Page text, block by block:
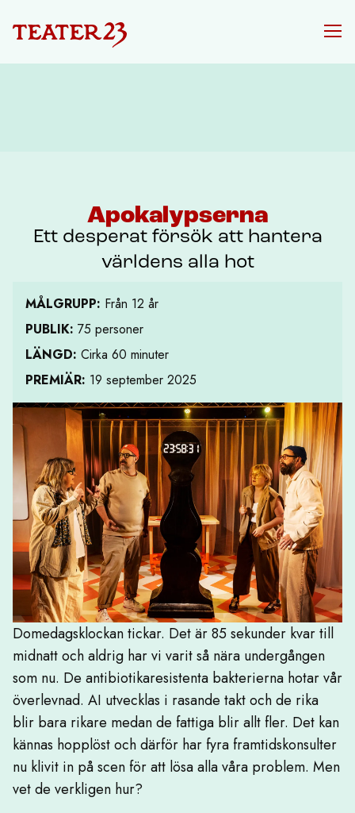
Apokalypserna
Ett desperat försök att hantera
världens alla hot
MÅLGRUPP: Från 12 år
PUBLIK: 75 personer
LÄNGD: Cirka 60 minuter
PREMIÄR: 19 september 2025
Domedagsklockan tickar. Det är 85 sekunder kvar till
midnatt och aldrig har vi varit så nära undergången
som nu. De antibiotikaresistenta bakterierna hotar vår
överlevnad. AI utvecklas i rasande takt och de rika
blir bara rikare medan de fattiga blir allt fler. Det kan
kännas hopplöst och därför har fyra framtidskonsulter
nu klivit in på scen för att lösa alla våra problem. Men
vet de verkligen hur?